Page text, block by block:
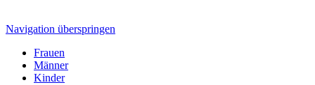
Navigation überspringen
Frauen
Männer
Kinder